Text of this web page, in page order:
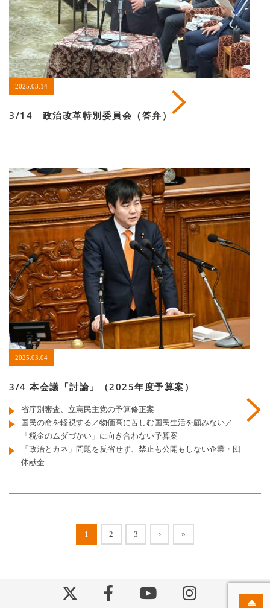
2025.03.14
3/14 政治改革特別委員会（答弁）
2025.03.04
3/4 本会議「討論」（2025年度予算案）
省庁別審査、立憲民主党の予算修正案
国民の命を軽視する／物価高に苦しむ国民生活を顧みない／
「税金のムダづかい」に向き合わない予算案
「政治とカネ」問題を反省せず、禁止も公開もしない企業・団
体献金
1 2 3 › »